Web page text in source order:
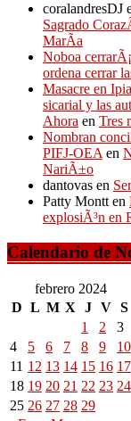
coralandresDJ
Sagrado
MarÃ­a
Noboa
ordena cerrar
Masacre en
sicarial y las
Ahora en Tres
Nombran
PIFJ-OEA en
NariÃ±o
dantovas en
Patty Montt en
explosiÃ³n en
Calendario de
febrero 2024
D L M X J V S
1
2
3
4
5 6 7 8 9
10
11 12 13 14 15 16 17
18 19 20 21 22 23 24
25 26 27 28 29